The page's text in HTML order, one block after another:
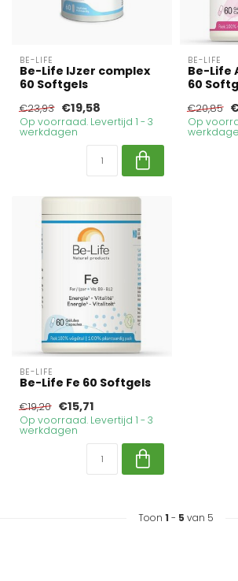
BE-LIFE
Be-Life IJzer complex
60 Softgels
€23,93 €19,58
Op voorraad. Levertijd 1 - 3
werkdagen
BE-LIFE
Be-Life
60
€20,85
Op
BE-LIFE
Be-Life Fe 60 Softgels
€19,20 €15,71
Op voorraad. Levertijd 1 - 3
werkdagen
Toon 1 - 5 van 5